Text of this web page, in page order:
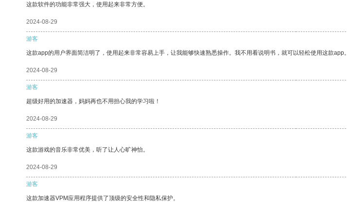
这款软件的功能非常强大，使用起来非常方便。
2024-08-29
游客
这款app的用户界面简洁明了，使用起来非常容易上手，让我能够快速熟悉操作。我不用看说明书，就可以轻松使用这款app。
2024-08-29
游客
超级好用的加速器，妈妈再也不用担心我的学习啦！
2024-08-29
游客
这款游戏的音乐非常优美，听了让人心旷神怡。
2024-08-29
游客
这款加速器VPM应用程序提供了顶级的安全性和隐私保护。